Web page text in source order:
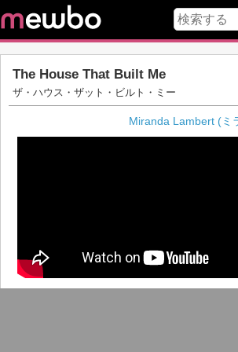
The House That Built Me
ザ・ハウス・ザット・ビルト・ミー
Miranda Lambert (ミ